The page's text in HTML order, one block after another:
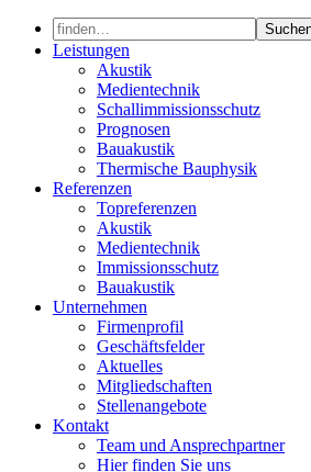
Skip
Leistungen
Akustik
Medientechnik
Schallimmissionsschutz
Prognosen
Bauakustik
Thermische Bauphysik
Referenzen
Topreferenzen
Akustik
Medientechnik
Immissionsschutz
Bauakustik
Unternehmen
Firmenprofil
Geschäftsfelder
Aktuelles
Mitgliedschaften
Stellenangebote
Kontakt
Team und Ansprechpartner
Hier finden Sie uns